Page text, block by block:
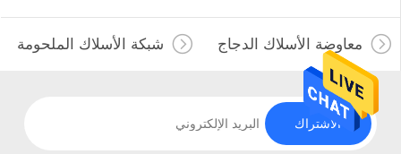
معاوضة الأسلاك الدجاج شبكة الأسلاك الملحومة
الاشتراك